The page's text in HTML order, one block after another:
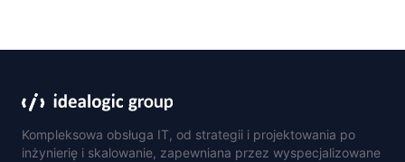
Kompleksowa obsługa IT, od strategii i projektowania po
inżynierię i skalowanie, zapewniana przez wyspecjalizowane